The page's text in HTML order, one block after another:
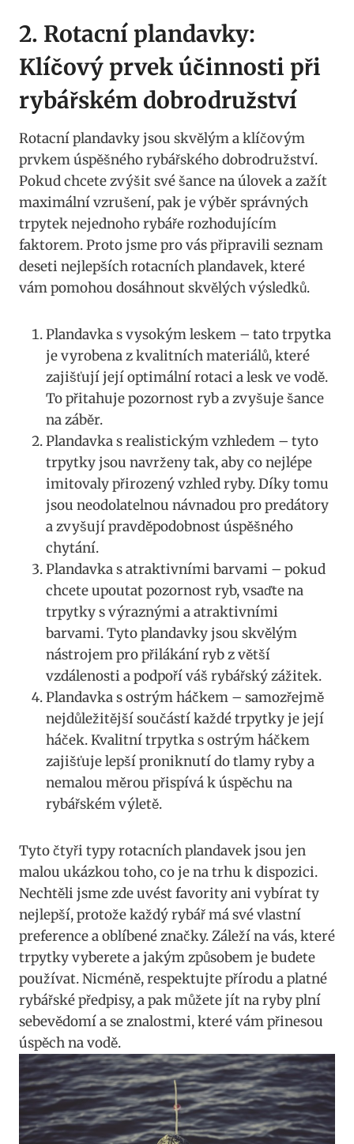
2. Rotacní⁤ plandavky:
Klíčový prvek účinnosti při
rybářském dobrodružství
Rotacní plandavky jsou ​skvělým a klíčovým
prvkem úspěšného rybářského dobrodružství.
Pokud chcete zvýšit své šance na ⁣úlovek a zažít ​
maximální vzrušení,​ pak je výběr správných
trpytek nejednoho rybáře rozhodujícím
faktorem.​ Proto jsme pro vás připravili seznam⁣
deseti nejlepších rotacních ​plandavek, které
vám pomohou dosáhnout skvělých výsledků.
Plandavka s ‌vysokým⁣ leskem – tato trpytka
je vyrobena ​z kvalitních materiálů,⁤ které
zajišťují její optimální rotaci a lesk ve vodě.
To přitahuje pozornost ryb a zvyšuje šance
na záběr.
Plandavka s realistickým vzhledem – tyto
trpytky jsou navrženy tak, aby co nejlépe
imitovaly⁢ přirozený‌ vzhled ⁣ryby. Díky tomu
jsou neodolatelnou návnadou ​pro ⁣predátory
a zvyšují pravděpodobnost úspěšného
chytání.
Plandavka s atraktivními barvami –⁤ pokud
chcete upoutat ⁣pozornost ryb, vsaďte na
trpytky s výraznými a atraktivními
barvami. Tyto ​plandavky jsou skvělým
nástrojem pro přilákání ryb z větší
vzdálenosti ⁣a ⁣podpoří‍ váš rybářský zážitek.
Plandavka s ostrým háčkem ‍– samozřejmě
nejdůležitější součástí každé trpytky je ‍její
háček. Kvalitní trpytka s ostrým háčkem
zajišťuje⁢ lepší proniknutí⁢ do tlamy ⁢ryby ​a
nemalou měrou přispívá k úspěchu⁢ na
rybářském výletě.
Tyto čtyři ‍typy rotacních plandavek jsou ⁤jen
malou ‌ukázkou toho, co je na trhu‍ k dispozici.
‌Nechtěli⁣ jsme zde uvést​ favority ani vybírat ty
nejlepší, protože každý rybář má své vlastní
⁤preference a‌ oblíbené značky. Záleží na vás, ⁢které
trpytky vyberete a jakým⁢ způsobem je budete
používat. Nicméně, respektujte přírodu a platné
rybářské předpisy,⁣ a pak‍ můžete jít na ryby plní
sebevědomí a se znalostmi, které vám přinesou
úspěch na vodě.